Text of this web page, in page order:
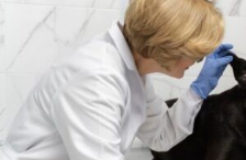
Consultas
Veterinárias